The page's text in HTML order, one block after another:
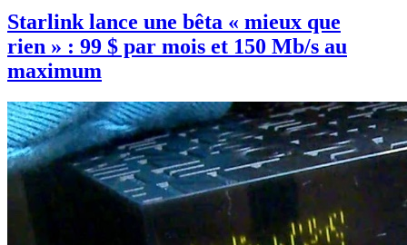
Starlink lance une bêta « mieux que
rien » : 99 $ par mois et 150 Mb/s au
maximum